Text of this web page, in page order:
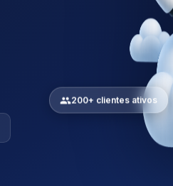
200+ clientes ativos